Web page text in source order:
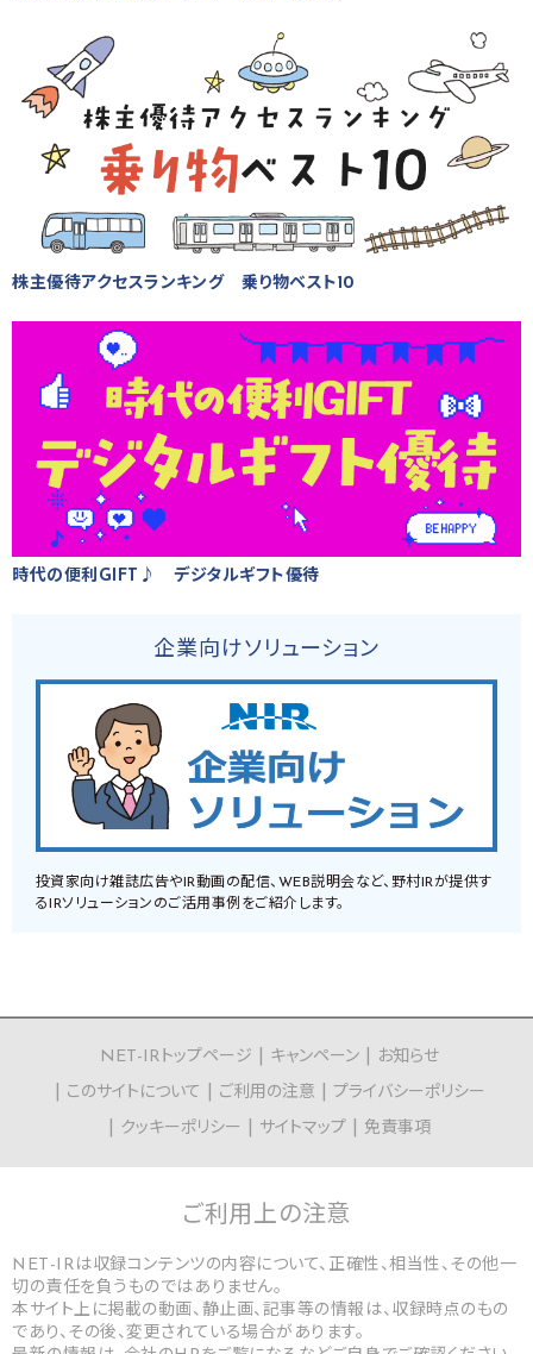
株主優待アクセスランキング 乗り物ベスト10
時代の便利GIFT♪ デジタルギフト優待
企業向けソリューション
投資家向け雑誌広告やIR動画の配信、WEB説明会など、野村IRが提供す
るIRソリューションのご活用事例をご紹介します。
NET-IRトップページ キャンペーン
お知らせ
このサイトについて
ご利用の注意
プライバシーポリシー
クッキーポリシー
サイトマップ 免責事項
ご利用上の注意
NET-IRは収録コンテンツの内容について、正確性、相当性、その他一
切の責任を負うものではありません。
本サイト上に掲載の動画、静止画、記事等の情報は、収録時点のもの
であり、その後、変更されている場合があります。